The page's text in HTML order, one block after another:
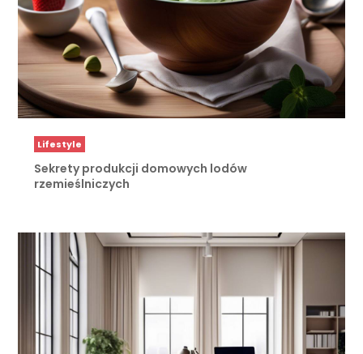
Lifestyle
Sekrety produkcji domowych lodów
rzemieślniczych